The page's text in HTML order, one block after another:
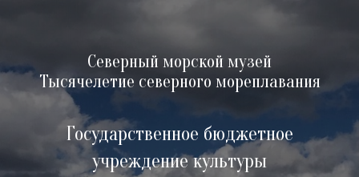
Северный морской музей
Тысячелетие северного мореплавания
Государственное бюджетное
учреждение культуры